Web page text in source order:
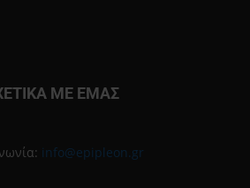
ΜΕ ΕΜΑΣ
info@epipleon.gr